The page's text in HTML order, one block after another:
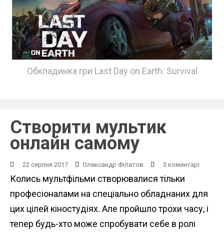
Обкладинка гри Last Day on Earth: Survival
Створити мультик
онлайн самому
22 серпня 2017 Олександр Філатов 3 коментарі
Колись мультфільми створювалися тільки
професіоналами на спеціально обладнаних для
цих цілей кіностудіях. Але пройшло трохи часу, і
тепер будь-хто може спробувати себе в ролі